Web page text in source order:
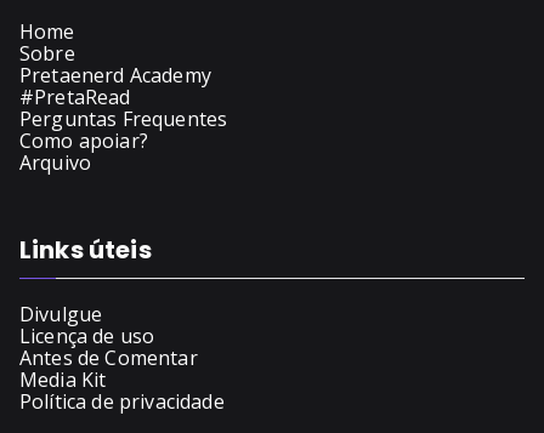
Home
Sobre
Pretaenerd Academy
#PretaRead
Perguntas Frequentes
Como apoiar?
Arquivo
Links úteis
Divulgue
Licença de uso
Antes de Comentar
Media Kit
Política de privacidade